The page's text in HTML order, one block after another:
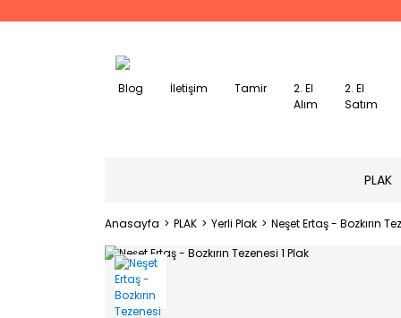
Blog İletişim Tamir
2. El
Alım
2. El
Satım
PLAK
Anasayfa PLAK Yerli Plak Neşet Ertaş - Bozkırın